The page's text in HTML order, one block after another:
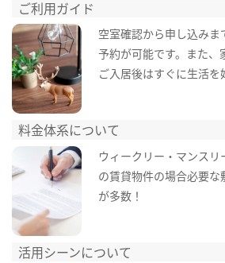
ご利用ガイド
空室確認から申し込みま
予約が可能です。また、
ご入居後はすぐに生活を
料金体系について
ウィークリー・マンス
の賃貸物件の場合必要
が多数！
活用シーンについて